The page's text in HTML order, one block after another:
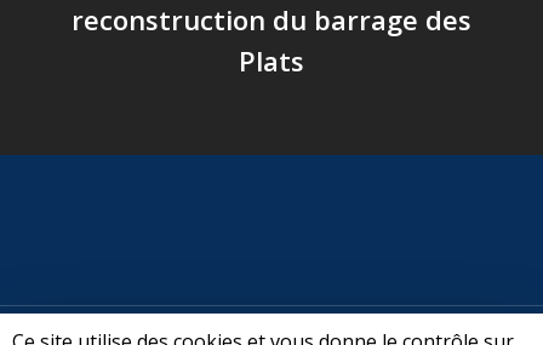
reconstruction du barrage des
Plats